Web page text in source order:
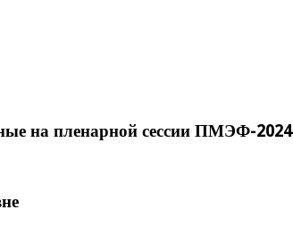
на пленарной сессии ПМЭФ-2024